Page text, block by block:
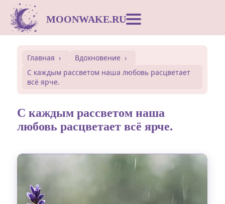
MOONWAKE.RU
Сонник
Открытки
Вдохновение
Главная
Вдохновение
С каждым рассветом наша любовь расцветает
всё ярче.
С каждым рассветом наша
любовь расцветает всё ярче.